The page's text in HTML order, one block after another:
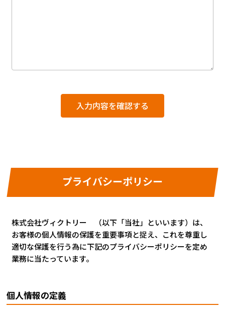
プライバシーポリシー
株式会社ヴィクトリー （以下「当社」といいます）は、
お客様の個人情報の保護を重要事項と捉え、これを尊重し
適切な保護を行う為に下記のプライバシーポリシーを定め
業務に当たっています。
個人情報の定義